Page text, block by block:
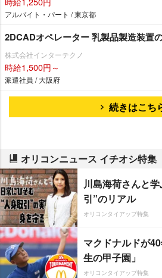
アルバイト・パート / 東京都
2DCADオペレーター 乳製品製造装置
株式会社インターテクノ
時給1,500円～
派遣社員 / 大阪府
続きはこち
オリコンニュース イチオシ特集
川島海荷さんと
引”のリアル
オリコンタイアップ特集
マクドナルドが
生の甲子園」
オリコンタイアップ特集